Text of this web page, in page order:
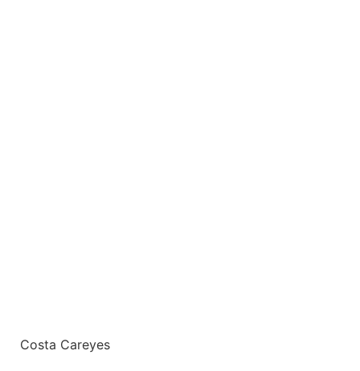
Costa Careyes